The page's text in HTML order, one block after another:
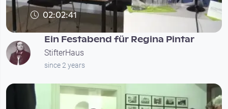
02:02:41
Ein Festabend für Regina Pintar
StifterHaus
since 2 years